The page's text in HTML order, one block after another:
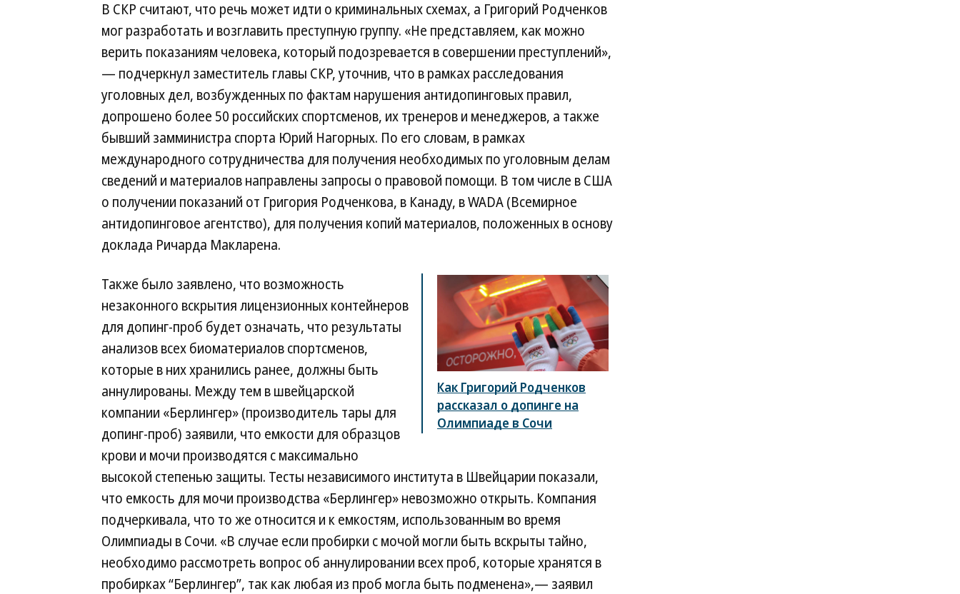
В СКР считают, что речь может идти о криминальных схемах, а Григорий Родченков
мог разработать и возглавить преступную группу. «Не представляем, как можно
верить показаниям человека, который подозревается в совершении преступлений»,
— подчеркнул заместитель главы СКР, уточнив, что в рамках расследования
уголовных дел, возбужденных по фактам нарушения антидопинговых правил,
допрошено более 50 российских спортсменов, их тренеров и менеджеров, а также
бывший замминистра спорта Юрий Нагорных. По его словам, в рамках
международного сотрудничества для получения необходимых по уголовным делам
сведений и материалов направлены запросы о правовой помощи. В том числе в США
о получении показаний от Григория Родченкова, в Канаду, в WADA (Всемирное
антидопинговое агентство), для получения копий материалов, положенных в основу
доклада Ричарда Макларена.
Как Григорий Родченков
рассказал о допинге на
Олимпиаде в Сочи
Также было заявлено, что возможность
незаконного вскрытия лицензионных контейнеров
для допинг-проб будет означать, что результаты
анализов всех биоматериалов спортсменов,
которые в них хранились ранее, должны быть
аннулированы. Между тем в швейцарской
компании «Берлингер» (производитель тары для
допинг-проб) заявили, что емкости для образцов
крови и мочи производятся с максимально
высокой степенью защиты. Тесты независимого института в Швейцарии показали,
что емкость для мочи производства «Берлингер» невозможно открыть. Компания
подчеркивала, что то же относится и к емкостям, использованным во время
Олимпиады в Сочи. «В случае если пробирки с мочой могли быть вскрыты тайно,
необходимо рассмотреть вопрос об аннулировании всех проб, которые хранятся в
пробирках “Берлингер”, так как любая из проб могла быть подменена»,— заявил